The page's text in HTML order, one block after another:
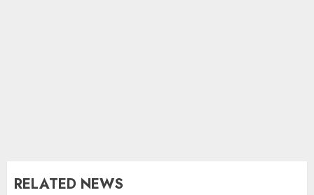
RELATED NEWS